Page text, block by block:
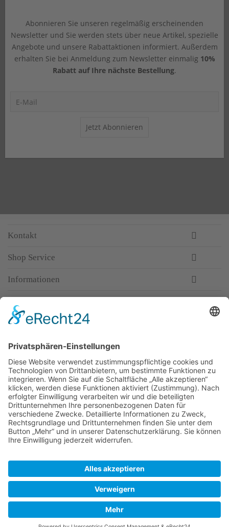
Abonnieren Sie unseren regelmäßig erscheinenden
Newsletter und Sie werden stets über neue Artikel, spezielle
Angebote und unsere Rabattaktionen informiert. Außerdem
erhalten Sie bei Anmeldung zum Newsletter einmalig 10%
Rabatt auf Ihre nächste Bestellung.
Jetzt Abonnieren
Kontakt
Shop Service
Informationen
Top-Anbieter
Spitzenqualität
Kompetente Beratung
Partner
* Alle Preise inkl. gesetzl. Mehrwertsteuer, inkl. Versandkosten
Warum WACCEX?
Allgemeine Geschäftsbedingungen und Kundeninformationen
Impressum